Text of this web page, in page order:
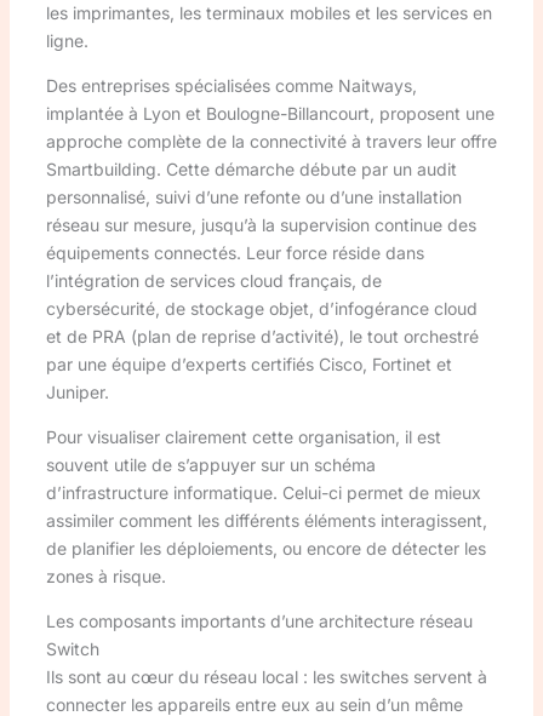
les imprimantes, les terminaux mobiles et les services en
ligne.
Des entreprises spécialisées comme Naitways,
implantée à Lyon et Boulogne-Billancourt, proposent une
approche complète de la connectivité à travers leur offre
Smartbuilding. Cette démarche débute par un audit
personnalisé, suivi d’une refonte ou d’une installation
réseau sur mesure, jusqu’à la supervision continue des
équipements connectés. Leur force réside dans
l’intégration de services cloud français, de
cybersécurité, de stockage objet, d’infogérance cloud
et de PRA (plan de reprise d’activité), le tout orchestré
par une équipe d’experts certifiés Cisco, Fortinet et
Juniper.
Pour visualiser clairement cette organisation, il est
souvent utile de s’appuyer sur un schéma
d’infrastructure informatique. Celui-ci permet de mieux
assimiler comment les différents éléments interagissent,
de planifier les déploiements, ou encore de détecter les
zones à risque.
Les composants importants d’une architecture réseau
Switch
Ils sont au cœur du réseau local : les switches servent à
connecter les appareils entre eux au sein d’un même